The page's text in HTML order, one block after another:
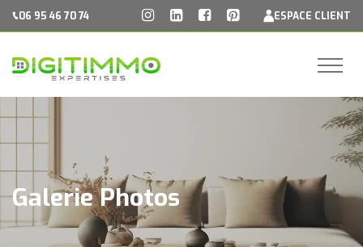
06 95 46 70 74 ESPACE CLIENT
Galerie Photos
Panneau de gestion des cookies